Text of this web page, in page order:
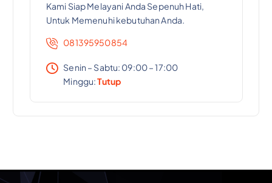
Kami Siap Melayani Anda Sepenuh Hati,
Untuk Memenuhi kebutuhan Anda.
081395950854
Senin – Sabtu: 09:00 – 17:00
Minggu:Tutup